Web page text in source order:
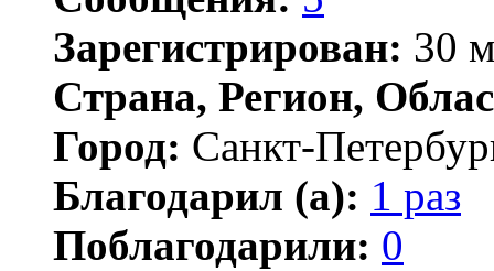
Зарегистрирован: 30
Страна, Регион,
Город: Санкт-
Благодарил (а): 1 раз
Поблагодарили: 0